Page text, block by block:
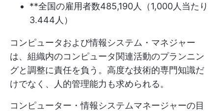
**全国の雇用者数485,190人（1,000人当たり
3.444人）
コンピュータおよび情報システム・マネジャー
は、組織内のコンピュータ関連活動のプランニン
グと調整に責任を負う。高度な技術的専門知識だ
けでなく、人的管理能力も求められる。
コンピューター・情報システムマネージャーの目